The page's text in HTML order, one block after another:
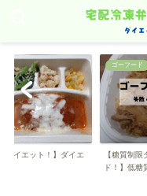
イエット！】ダイエ
ゴーフード
【糖質制限
ド！】低糖